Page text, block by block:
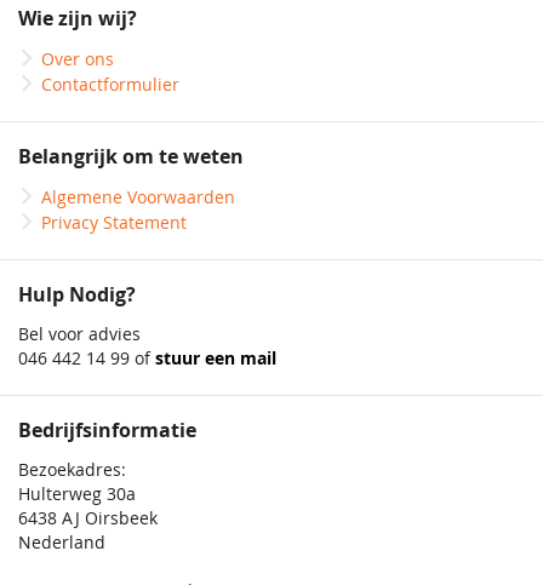
nieuwsbrief
Wie zijn wij?
Over ons
Contactformulier
Belangrijk om te weten
Algemene Voorwaarden
Privacy Statement
Hulp Nodig?
Bel voor advies
046 442 14 99 ofstuur een mail
Bedrijfsinformatie
Bezoekadres:
Hulterweg 30a
6438 AJ Oirsbeek
Nederland